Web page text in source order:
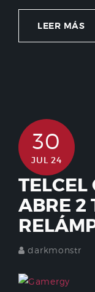
LEER MÁS
30
JUL 24
TELCEL
ABRE 2
darkmonstr